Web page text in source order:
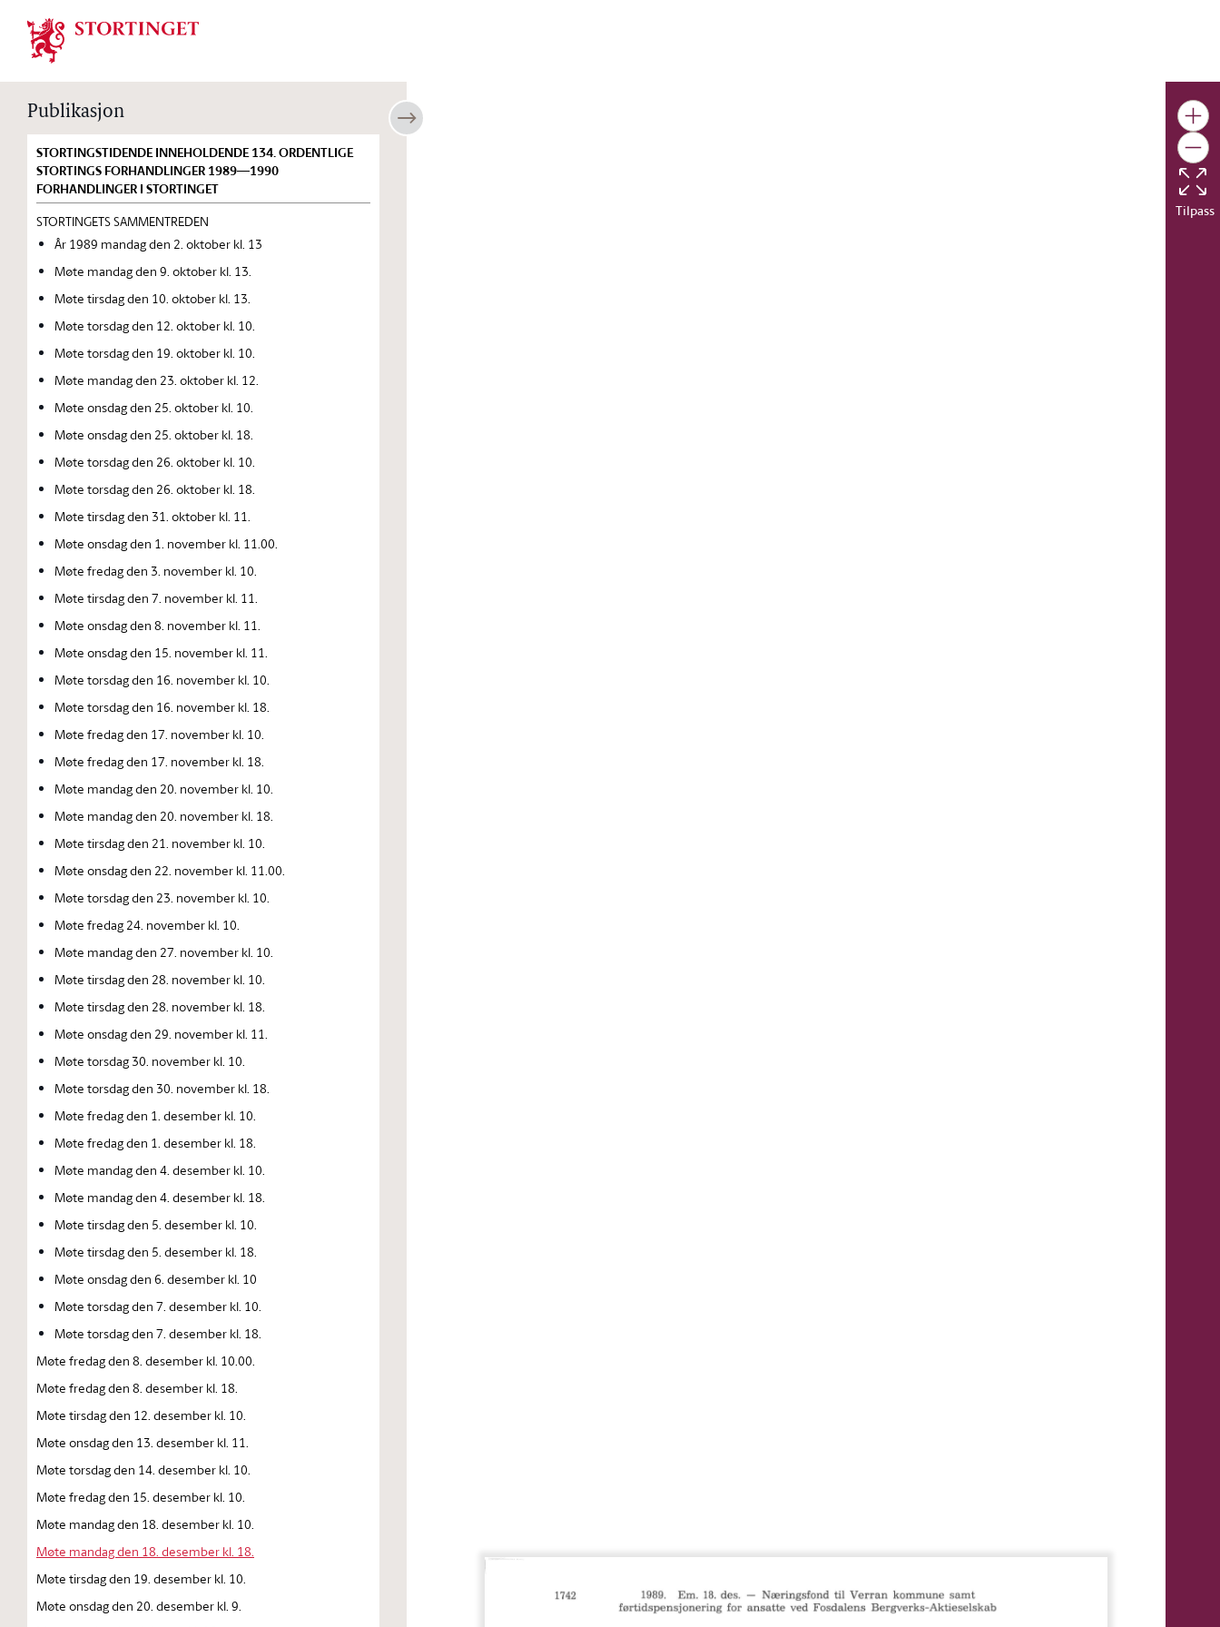
Stortinget.no
Publikasjon
STORTINGSTIDENDE INNEHOLDENDE 134. ORDENTLIGE
STORTINGS FORHANDLINGER 1989—1990
FORHANDLINGER I STORTINGET
STORTINGETS SAMMENTREDEN
År 1989 mandag den 2. oktober kl. 13
Møte mandag den 9. oktober kl. 13.
Møte tirsdag den 10. oktober kl. 13.
Møte torsdag den 12. oktober kl. 10.
Møte torsdag den 19. oktober kl. 10.
Møte mandag den 23. oktober kl. 12.
Møte onsdag den 25. oktober kl. 10.
Møte onsdag den 25. oktober kl. 18.
Møte torsdag den 26. oktober kl. 10.
Møte torsdag den 26. oktober kl. 18.
Møte tirsdag den 31. oktober kl. 11.
Møte onsdag den 1. november kl. 11.00.
Møte fredag den 3. november kl. 10.
Møte tirsdag den 7. november kl. 11.
Møte onsdag den 8. november kl. 11.
Møte onsdag den 15. november kl. 11.
Møte torsdag den 16. november kl. 10.
Møte torsdag den 16. november kl. 18.
Møte fredag den 17. november kl. 10.
Møte fredag den 17. november kl. 18.
Møte mandag den 20. november kl. 10.
Møte mandag den 20. november kl. 18.
Møte tirsdag den 21. november kl. 10.
Møte onsdag den 22. november kl. 11.00.
Møte torsdag den 23. november kl. 10.
Møte fredag 24. november kl. 10.
Møte mandag den 27. november kl. 10.
Møte tirsdag den 28. november kl. 10.
Møte tirsdag den 28. november kl. 18.
Møte onsdag den 29. november kl. 11.
Møte torsdag 30. november kl. 10.
Møte torsdag den 30. november kl. 18.
Møte fredag den 1. desember kl. 10.
Møte fredag den 1. desember kl. 18.
Møte mandag den 4. desember kl. 10.
Møte mandag den 4. desember kl. 18.
Møte tirsdag den 5. desember kl. 10.
Møte tirsdag den 5. desember kl. 18.
Møte onsdag den 6. desember kl. 10
Møte torsdag den 7. desember kl. 10.
Møte torsdag den 7. desember kl. 18.
Møte fredag den 8. desember kl. 10.00.
Møte fredag den 8. desember kl. 18.
Møte tirsdag den 12. desember kl. 10.
Møte onsdag den 13. desember kl. 11.
Møte torsdag den 14. desember kl. 10.
Møte fredag den 15. desember kl. 10.
Møte mandag den 18. desember kl. 10.
Møte mandag den 18. desember kl. 18.
Møte tirsdag den 19. desember kl. 10.
Møte onsdag den 20. desember kl. 9.